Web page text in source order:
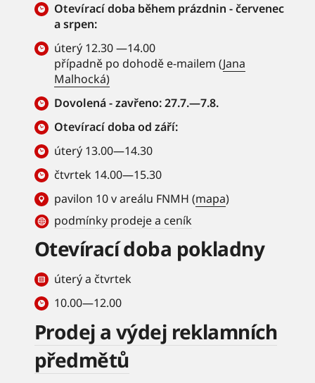
Otevírací doba během prázdnin - červenec
a srpen:
úterý 12.30 —14.00
případně po dohodě e-mailem (Jana
Malhocká)
Dovolená - zavřeno: 27.7.—7.8.
Otevírací doba od září:
úterý 13.00—14.30
čtvrtek 14.00—15.30
pavilon 10 v areálu FNMH (mapa)
podmínky prodeje a ceník
Otevírací doba pokladny
úterý a čtvrtek
10.00—12.00
Prodej a výdej reklamních
předmětů